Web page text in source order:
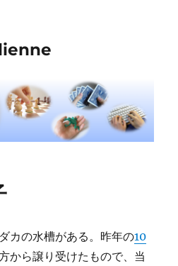
カの水槽がある。昨年の10
から譲り受けたもので、当